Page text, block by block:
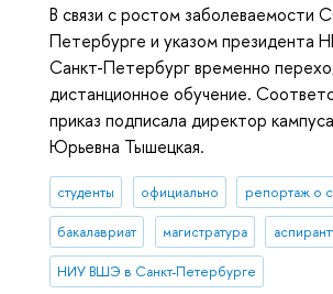
В связи с ростом заболеваемости
Петербурге и указом
Санкт-Петербург временно
дистанционное обучение.
приказ подписала директор
Юрьевна Тышецкая.
студенты официально репортаж о
бакалавриат магистратура
НИУ ВШЭ в Санкт-Петербурге